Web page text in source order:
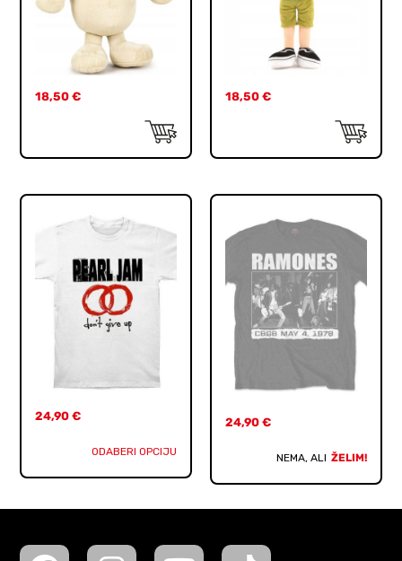
18,50€ 18,50 €
24,90€
ODABERI OPCIJU
24,90 €
NEMA, ALI ŽELIM!